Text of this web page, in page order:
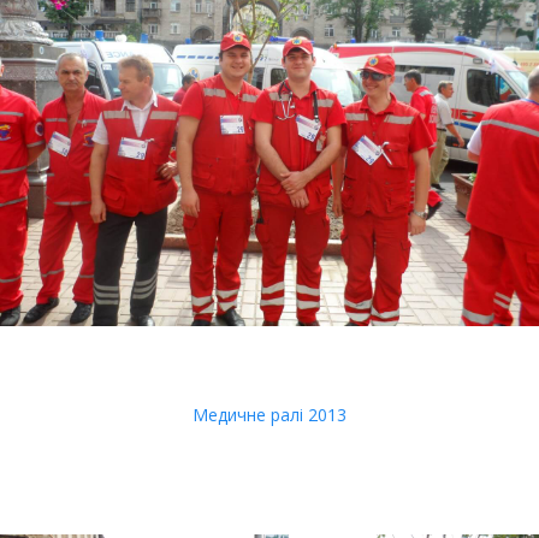
Медичне ралі 2013